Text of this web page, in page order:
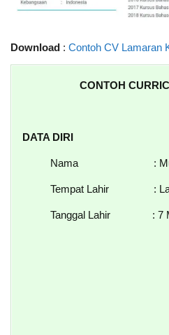
Download : Contoh CV Lamaran
CONTOH
DATA DIRI
Nama :
Tempat Lahir :
Tanggal Lahir : 7